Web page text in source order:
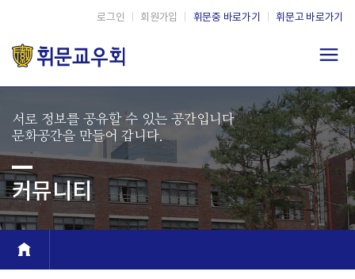
로그인 회원가입 휘문중 바로가기 휘문고 바로가기
서로 정보를 공유할 수 있는 공간입니다
문화공간을 만들어 갑니다.
커뮤니티